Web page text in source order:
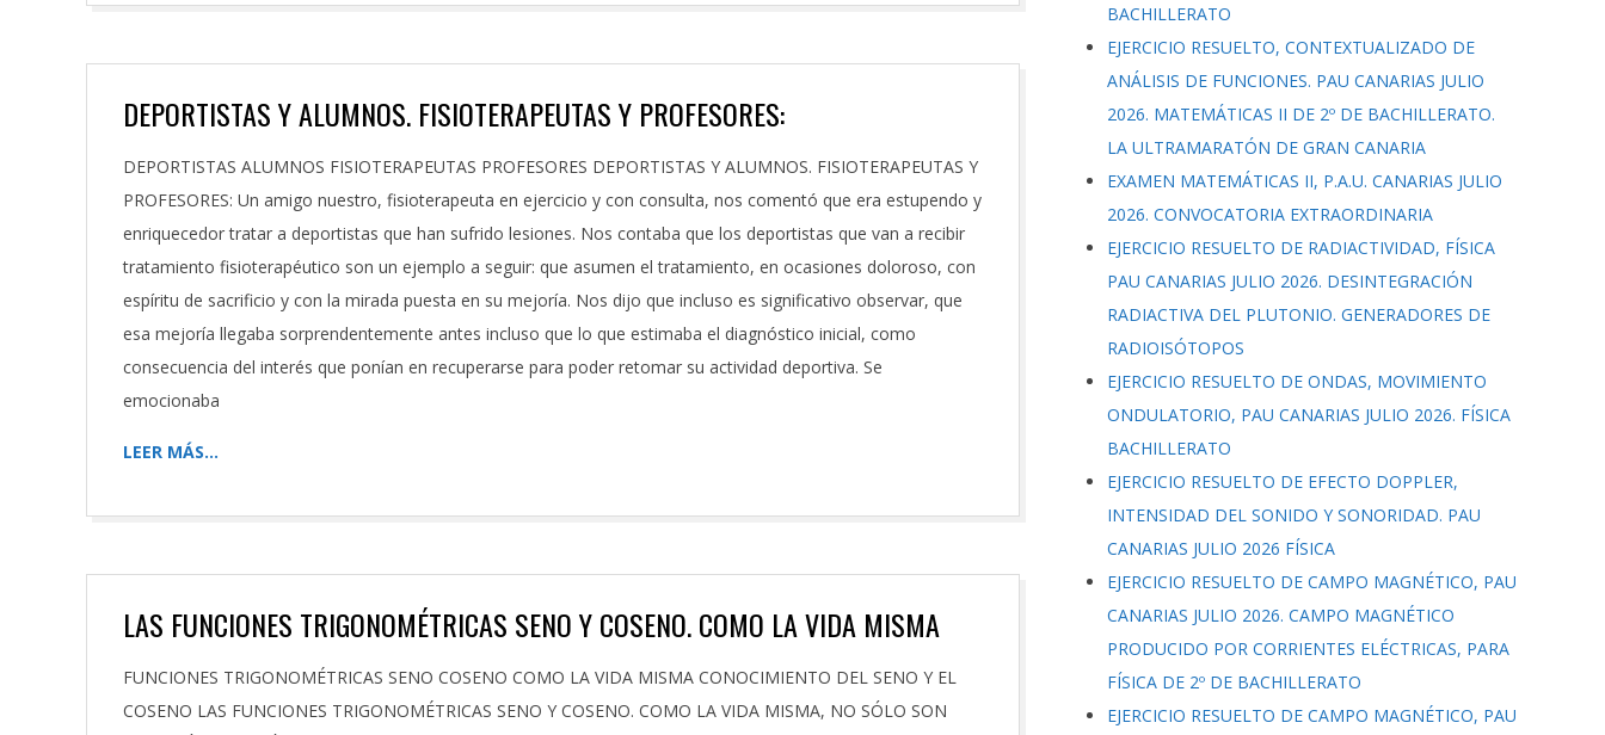
DEPORTISTAS Y ALUMNOS. FISIOTERAPEUTAS Y PROFESORES:
2023-
03-
06
DEPORTISTAS ALUMNOS FISIOTERAPEUTAS PROFESORES DEPORTISTAS Y ALUMNOS. FISIOTERAPEUTAS Y
PROFESORES: Un amigo nuestro, fisioterapeuta en ejercicio y con consulta, nos comentó que era estupendo y
enriquecedor tratar a deportistas que han sufrido lesiones. Nos contaba que los deportistas que van a recibir
tratamiento fisioterapéutico son un ejemplo a seguir: que asumen el tratamiento, en ocasiones doloroso, con
espíritu de sacrificio y con la mirada puesta en su mejoría. Nos dijo que incluso es significativo observar, que
esa mejoría llegaba sorprendentemente antes incluso que lo que estimaba el diagnóstico inicial, como
consecuencia del interés que ponían en recuperarse para poder retomar su actividad deportiva. Se
emocionaba
LEER MÁS…
LAS FUNCIONES TRIGONOMÉTRICAS SENO Y COSENO. COMO LA VIDA MISMA
2023-
02-
FUNCIONES TRIGONOMÉTRICAS SENO COSENO COMO LA VIDA MISMA CONOCIMIENTO DEL SENO Y EL
COSENO LAS FUNCIONES TRIGONOMÉTRICAS SENO Y COSENO. COMO LA VIDA MISMA, NO SÓLO SON
BACHILLERATO
EJERCICIO RESUELTO, CONTEXTUALIZADO DE
ANÁLISIS DE FUNCIONES. PAU CANARIAS JULIO
2026. MATEMÁTICAS II DE 2º DE BACHILLERATO.
LA ULTRAMARATÓN DE GRAN CANARIA
EXAMEN MATEMÁTICAS II, P.A.U. CANARIAS JULIO
2026. CONVOCATORIA EXTRAORDINARIA
EJERCICIO RESUELTO DE RADIACTIVIDAD, FÍSICA
PAU CANARIAS JULIO 2026. DESINTEGRACIÓN
RADIACTIVA DEL PLUTONIO. GENERADORES DE
RADIOISÓTOPOS
EJERCICIO RESUELTO DE ONDAS, MOVIMIENTO
ONDULATORIO, PAU CANARIAS JULIO 2026. FÍSICA
BACHILLERATO
EJERCICIO RESUELTO DE EFECTO DOPPLER,
INTENSIDAD DEL SONIDO Y SONORIDAD. PAU
CANARIAS JULIO 2026 FÍSICA
EJERCICIO RESUELTO DE CAMPO MAGNÉTICO, PAU
CANARIAS JULIO 2026. CAMPO MAGNÉTICO
PRODUCIDO POR CORRIENTES ELÉCTRICAS, PARA
FÍSICA DE 2º DE BACHILLERATO
EJERCICIO RESUELTO DE CAMPO MAGNÉTICO, PAU